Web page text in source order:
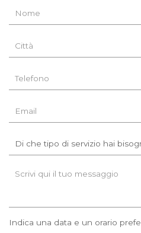
Indica una data e un orario